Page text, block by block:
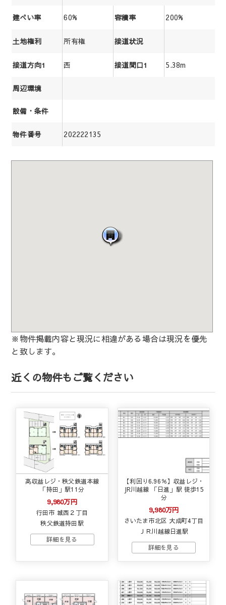
建ぺい率 60% 容積率 200%
土地権利 所有権 接道状況
接道方向1 西 接道間口1 5.38m
周辺環境
設備・条件
物件番号 202222135
※物件掲載内容と現況に相違がある場合は現況を優先
と致します。
近くの物件もご覧ください
高収益レジ・秩父鉄道本線
「持田」駅11分
9,980万円
行田市 城西２丁目
秩父鉄道持田駅
【利回り6.96％】収益レジ・
JR川越線 「日進」駅 徒歩15
分
9,980万円
さいたま市北区 大成町4丁目
ＪＲ川越線日進駅